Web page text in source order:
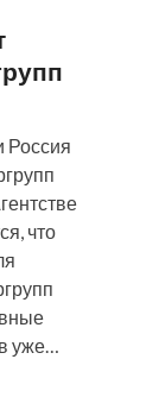
Россия
что
уже…